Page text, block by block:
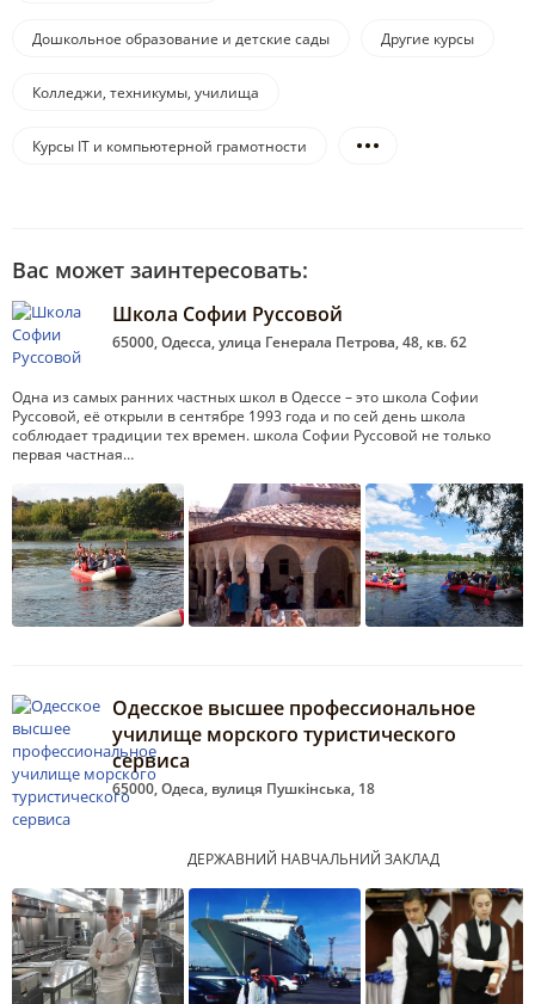
Дошкольное образование и детские сады Другие курсы
Колледжи, техникумы, училища
Курсы IT и компьютерной грамотности
Вас может заинтересовать:
Школа Софии Руссовой
65000, Одесса, улица Генерала Петрова, 48, кв. 62
Одна из самых ранних частных школ в Одессе – это школа Софии
Руссовой, её открыли в сентябре 1993 года и по сей день школа
соблюдает традиции тех времен. школа Софии Руссовой не только
первая частная…
Одесское высшее профессиональное
училище морского туристического
сервиса
65000, Одеса, вулиця Пушкінська, 18
ДЕРЖАВНИЙ НАВЧАЛЬНИЙ ЗАКЛАД